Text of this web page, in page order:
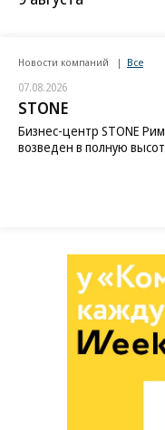
Новости компаний Все
07.08.2026
STONE
Бизнес-центр STONE
возведен в полную